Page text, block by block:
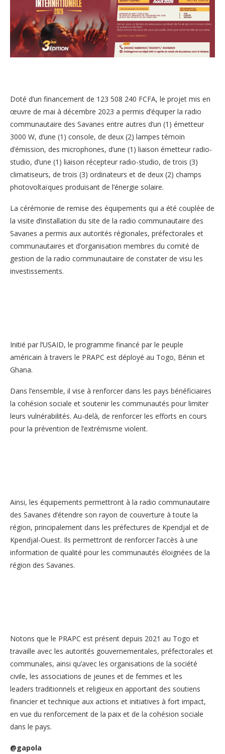
Doté d’un financement de 123 508 240 FCFA, le projet mis en
œuvre de mai à décembre 2023 a permis d’équiper la radio
communautaire des Savanes entre autres d’un (1) émetteur
3000 W, d’une (1) console, de deux (2) lampes témoin
d’émission, des microphones, d’une (1) liaison émetteur radio-
studio, d’une (1) liaison récepteur radio-studio, de trois (3)
climatiseurs, de trois (3) ordinateurs et de deux (2) champs
photovoltaïques produisant de l’énergie solaire.
La cérémonie de remise des équipements qui a été couplée de
la visite d’installation du site de la radio communautaire des
Savanes a permis aux autorités régionales, préfectorales et
communautaires et d’organisation membres du comité de
gestion de la radio communautaire de constater de visu les
investissements.
Initié par l’USAID, le programme financé par le peuple
américain à travers le PRAPC est déployé au Togo, Bénin et
Ghana.
Dans l’ensemble, il vise à renforcer dans les pays bénéficiaires
la cohésion sociale et soutenir les communautés pour limiter
leurs vulnérabilités. Au-delà, de renforcer les efforts en cours
pour la prévention de l’extrémisme violent.
Ainsi, les équipements permettront à la radio communautaire
des Savanes d’étendre son rayon de couverture à toute la
région, principalement dans les préfectures de Kpendjal et de
Kpendjal-Ouest. Ils permettront de renforcer l’accès à une
information de qualité pour les communautés éloignées de la
région des Savanes.
Notons que le PRAPC est présent depuis 2021 au Togo et
travaille avec les autorités gouvernementales, préfectorales et
communales, ainsi qu’avec les organisations de la société
civile, les associations de jeunes et de femmes et les
leaders traditionnels et religieux en apportant des soutiens
financier et technique aux actions et initiatives à fort impact,
en vue du renforcement de la paix et de la cohésion sociale
dans le pays.
@gapola